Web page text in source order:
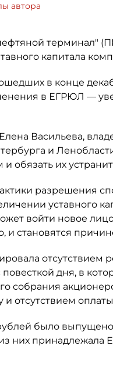
автора
терминал"
капитала
в конце
в ЕГРЮЛ —
Васильева,
и
обязать их
разрешения
уставного
войти новое
и становятся
отсутствием
дня, в
собрания
отсутствием
было
них принадлежала